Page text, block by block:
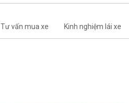
Tư vấn mua xe Kinh nghiệm lái xe